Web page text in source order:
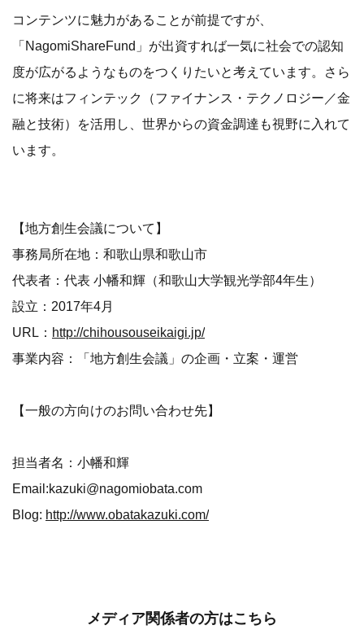
コンテンツに魅力があることが前提ですが、
「NagomiShareFund」が出資すれば一気に社会での認知
度が広がるようなものをつくりたいと考えています。さら
に将来はフィンテック（ファイナンス・テクノロジー／金
融と技術）を活用し、世界からの資金調達も視野に入れて
います。
【地方創生会議について】
事務局所在地：和歌山県和歌山市
代表者：代表 小幡和輝（和歌山大学観光学部4年生）
設立：2017年4月
URL： http://chihousouseikaigi.jp/
事業内容：「地方創生会議」の企画・立案・運営
【一般の方向けのお問い合わせ先】
担当者名：小幡和輝
Email:kazuki@nagomiobata.com
Blog: http://www.obatakazuki.com/
メディア関係者の方はこちら